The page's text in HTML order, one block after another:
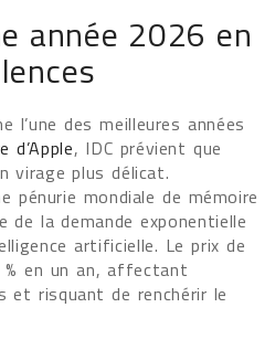
année 2026 en
l’une des meilleures années
d’Apple, IDC prévient que
virage plus délicat.
pénurie mondiale de mémoire
de la demande exponentielle
artificielle. Le prix de
en un an, affectant
et risquant de renchérir le